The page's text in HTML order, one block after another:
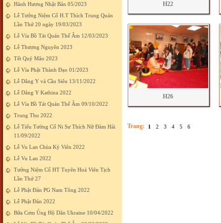
Hành Hương Nhật Bản 05/2023
Lễ Tưởng Niệm Cố H.T Thích Trung Quán
Lần Thứ 20 ngày 19/03/2023
Lễ Vía Bồ Tát Quán Thế Âm 12/03/2023
Lễ Thượng Nguyên 2023
Tết Quý Mão 2023
Lễ Vía Phật Thành Đạo 01/2023
Lễ Dâng Y và Cầu Siêu 13/11/2022
Lễ Dâng Y Kathina 2022
Lễ Vía Bồ Tát Quán Thế Âm 09/10/2022
Trung Thu 2022
Lễ Tiểu Tường Cố Ni Sư Thích Nữ Đàm Hải
11/09/2022
Lễ Vu Lan Chùa Kỳ Viên 2022
Lễ Vu Lan 2022
Tưởng Niệm Cố HT Tuyên Hoá Viên Tịch
Lần Thứ 27
Lễ Phật Đản PG Nam Tông 2022
Lễ Phật Đản 2022
Bữa Cơm Ủng Hộ Dân Ukraine 10/04/2022
H22
H26
Trang: 1 2 3 4 5 6